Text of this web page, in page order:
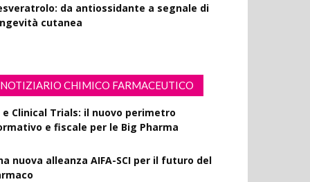
da antiossidante a segnale di
cutanea
NOTIZIARIO CHIMICO FARMACEUTICO
e Clinical Trials: il nuovo perimetro
e fiscale per le Big Pharma
nuova alleanza AIFA-SCI per il futuro del